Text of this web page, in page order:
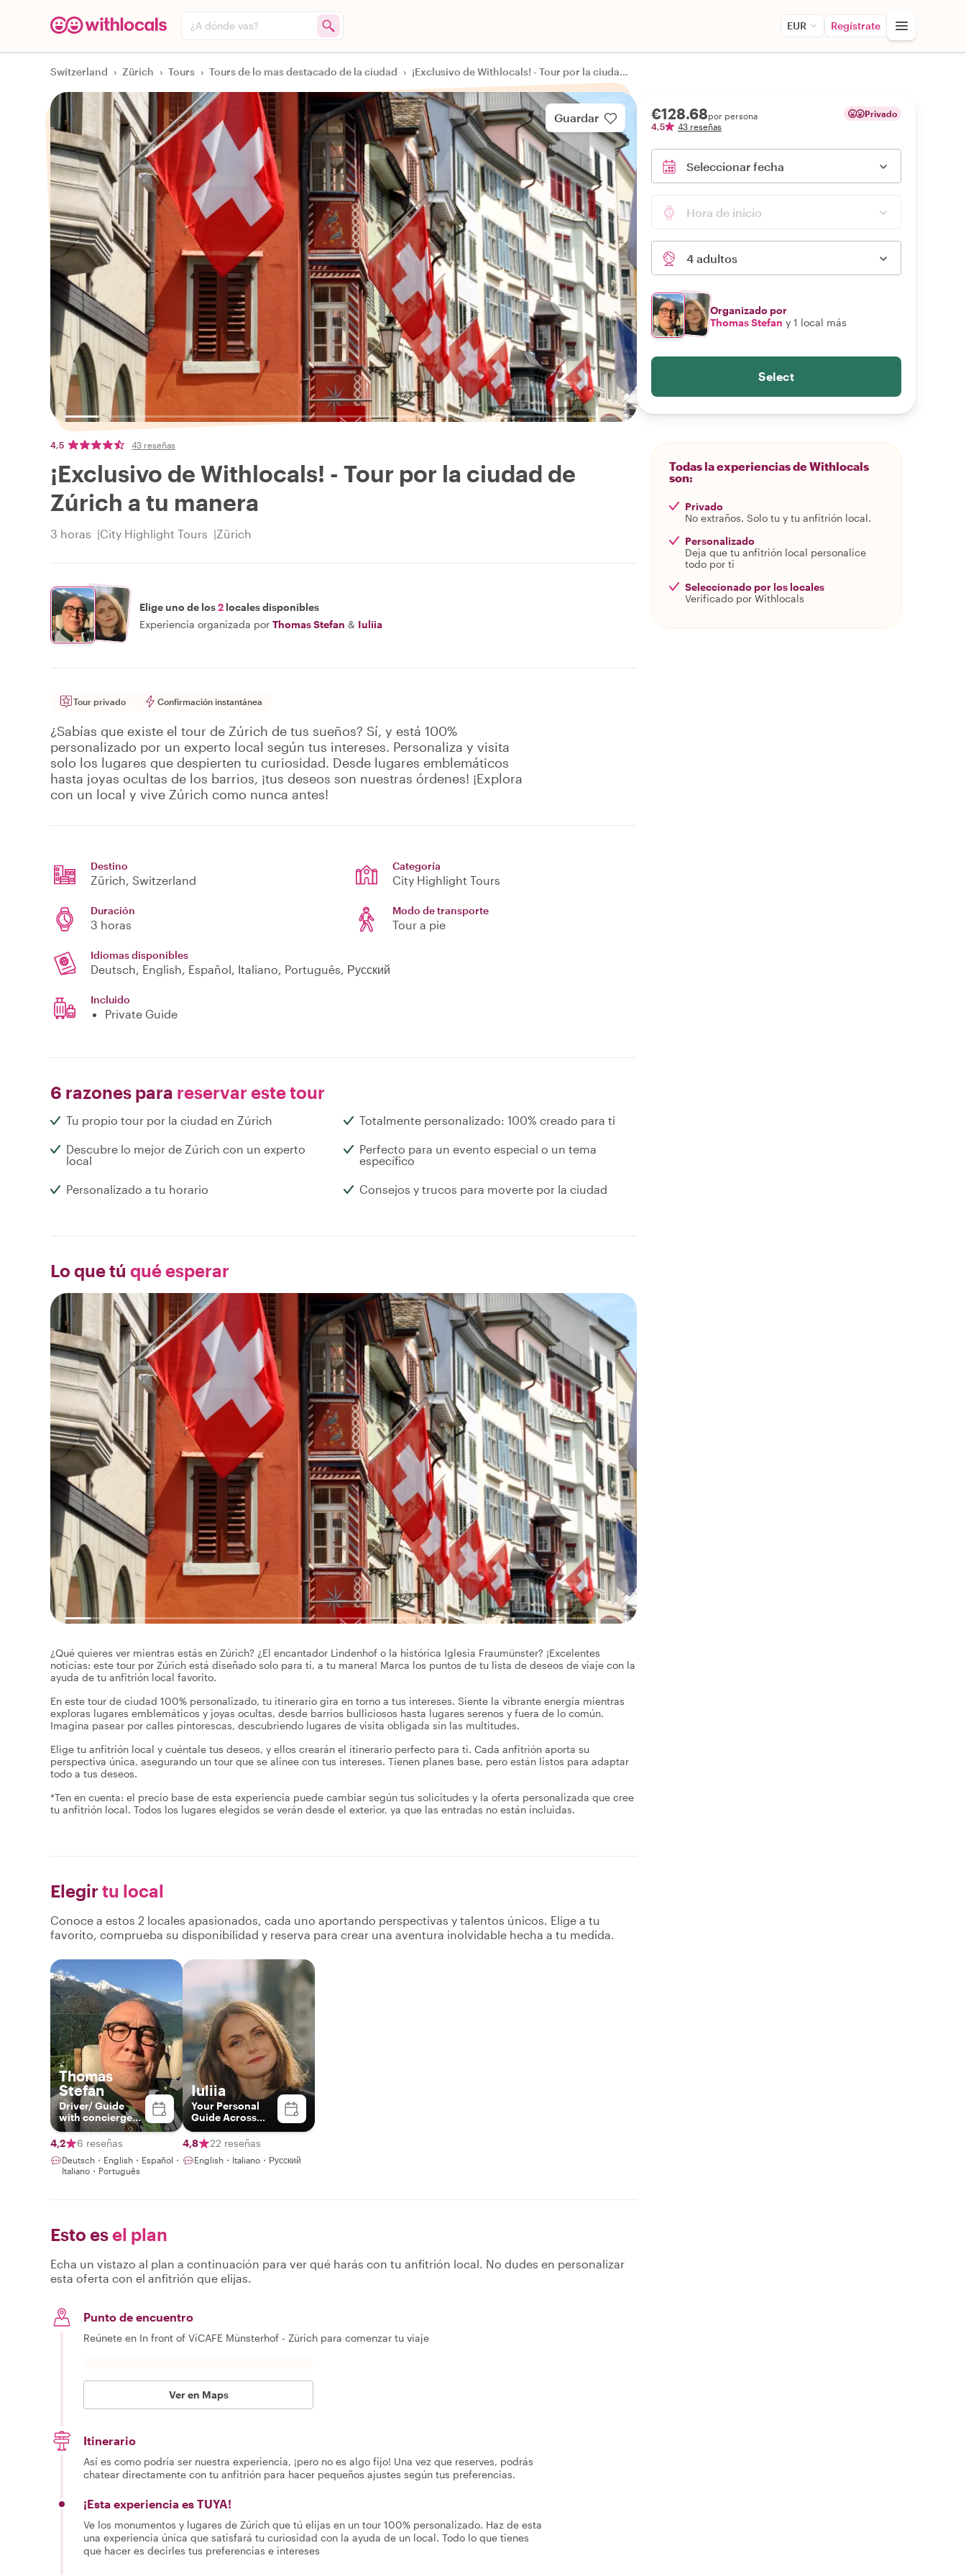
¿A dónde vas? EUR Regístrate
Switzerland › Zürich › Tours › Tours de lo mas destacado de la ciudad › ¡Exclusivo de Withlocals! - Tour por la ciudad de Zúrich a tu manera
Guardar
4,5 43 reseñas
¡Exclusivo de Withlocals! - Tour por la ciudad de
Zúrich a tu manera
3 horas City Highlight Tours Zürich
Elige uno de los2 locales disponibles
Experiencia organizada por Thomas Stefan & Iuliia
Tour privado Confirmación instantánea
¿Sabías que existe el tour de Zúrich de tus sueños? Sí, y está 100%
personalizado por un experto local según tus intereses. Personaliza y visita
solo los lugares que despierten tu curiosidad. Desde lugares emblemáticos
hasta joyas ocultas de los barrios, ¡tus deseos son nuestras órdenes! ¡Explora
con un local y vive Zúrich como nunca antes!
Destino
Zürich, Switzerland
Categoría
City Highlight Tours
Duración
3 horas
Modo de transporte
Tour a pie
Idiomas disponibles
Deutsch, English, Español, Italiano, Português, Русский
Incluido
Private Guide
6 razones para reservar este tour
Tu propio tour por la ciudad en Zúrich Totalmente personalizado: 100% creado para ti
Descubre lo mejor de Zúrich con un experto
local
Perfecto para un evento especial o un tema
específico
Personalizado a tu horario Consejos y trucos para moverte por la ciudad
Lo que tú qué esperar
¿Qué quieres ver mientras estás en Zúrich? ¿El encantador Lindenhof o la histórica Iglesia Fraumünster? ¡Excelentes
noticias: este tour por Zúrich está diseñado solo para ti, a tu manera! Marca los puntos de tu lista de deseos de viaje con la
ayuda de tu anfitrión local favorito.
En este tour de ciudad 100% personalizado, tu itinerario gira en torno a tus intereses. Siente la vibrante energía mientras
exploras lugares emblemáticos y joyas ocultas, desde barrios bulliciosos hasta lugares serenos y fuera de lo común.
Imagina pasear por calles pintorescas, descubriendo lugares de visita obligada sin las multitudes.
Elige tu anfitrión local y cuéntale tus deseos, y ellos crearán el itinerario perfecto para ti. Cada anfitrión aporta su
perspectiva única, asegurando un tour que se alinee con tus intereses. Tienen planes base, pero están listos para adaptar
todo a tus deseos.
*Ten en cuenta: el precio base de esta experiencia puede cambiar según tus solicitudes y la oferta personalizada que cree
tu anfitrión local. Todos los lugares elegidos se verán desde el exterior, ya que las entradas no están incluidas.
Elegir tu local
Conoce a estos 2 locales apasionados, cada uno aportando perspectivas y talentos únicos. Elige a tu
favorito, comprueba su disponibilidad y reserva para crear una aventura inolvidable hecha a tu medida.
Thomas
Stefan
Driver/ Guide
with concierge
skills
4,2
6 reseñas
Deutsch・English・Español・
Italiano・Português
Iuliia
Your Personal
Guide Across
Zurich, Bern, and
Lucerne - Julia S.
4,8 22 reseñas
English・Italiano・Русский
Esto esel plan
Echa un vistazo al plan a continuación para ver qué harás con tu anfitrión local. No dudes en personalizar
esta oferta con el anfitrión que elijas.
Punto de encuentro
Reúnete en In front of ViCAFE Münsterhof - Zürich para comenzar tu viaje
Ver en Maps
Itinerario
Así es como podría ser nuestra experiencia, ¡pero no es algo fijo! Una vez que reserves, podrás
chatear directamente con tu anfitrión para hacer pequeños ajustes según tus preferencias.
¡Esta experiencia es TUYA!
Ve los monumentos y lugares de Zúrich que tú elijas en un tour 100% personalizado. Haz de esta
una experiencia única que satisfará tu curiosidad con la ayuda de un local. Todo lo que tienes
que hacer es decirles tus preferencias e intereses
€128.68por persona
4,5
43 reseñas
Privado
Seleccionar fecha
Hora de inicio
4 adultos
Organizado por
Thomas Stefan y 1 local más
Select
Todas la experiencias de Withlocals
son:
Privado
No extraños. Solo tu y tu anfitrión local.
Personalizado
Deja que tu anfitrión local personalice
todo por ti
Seleccionado por los locales
Verificado por Withlocals